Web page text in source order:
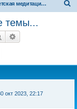
Тибетская медитация на общие темы...
темы...
Поиск
окт 2023, 22:17